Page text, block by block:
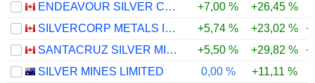
ENDEAVOUR SILVER CORP.
+7,00 % +26,45 %
SILVERCORP METALS INC.
+5,74 % +23,02 %
SANTACRUZ SILVER MINING LTD.
+5,50 % +29,82 %
SILVER MINES LIMITED
0,00 % +11,11 %